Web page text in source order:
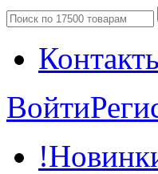
Войти